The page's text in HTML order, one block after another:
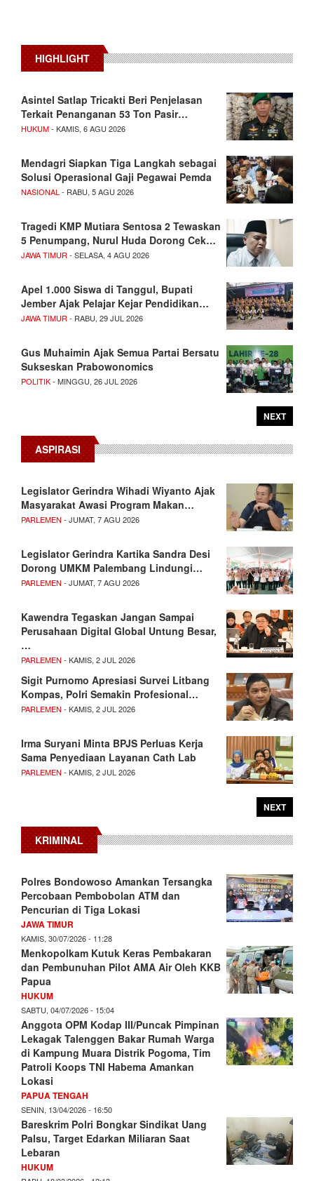
HIGHLIGHT
Asintel Satlap Tricakti Beri Penjelasan
Terkait Penanganan 53 Ton Pasir…
HUKUM- KAMIS, 6 AGU 2026
Mendagri Siapkan Tiga Langkah sebagai
Solusi Operasional Gaji Pegawai Pemda
NASIONAL - RABU, 5 AGU 2026
Tragedi KMP Mutiara Sentosa 2 Tewaskan
5 Penumpang, Nurul Huda Dorong Cek…
JAWA TIMUR - SELASA, 4 AGU 2026
Apel 1.000 Siswa di Tanggul, Bupati
Jember Ajak Pelajar Kejar Pendidikan…
JAWA TIMUR - RABU, 29 JUL 2026
Gus Muhaimin Ajak Semua Partai Bersatu
Sukseskan Prabowonomics
POLITIK- MINGGU, 26 JUL 2026
NEXT
ASPIRASI
Legislator Gerindra Wihadi Wiyanto Ajak
Masyarakat Awasi Program Makan…
PARLEMEN - JUMAT, 7 AGU 2026
Legislator Gerindra Kartika Sandra Desi
Dorong UMKM Palembang Lindungi…
PARLEMEN - JUMAT, 7 AGU 2026
Kawendra Tegaskan Jangan Sampai
Perusahaan Digital Global Untung Besar,
…
PARLEMEN - KAMIS, 2 JUL 2026
Sigit Purnomo Apresiasi Survei Litbang
Kompas, Polri Semakin Profesional…
PARLEMEN - KAMIS, 2 JUL 2026
Irma Suryani Minta BPJS Perluas Kerja
Sama Penyediaan Layanan Cath Lab
PARLEMEN - KAMIS, 2 JUL 2026
NEXT
KRIMINAL
Polres Bondowoso Amankan Tersangka
Percobaan Pembobolan ATM dan
Pencurian di Tiga Lokasi
JAWA TIMUR
KAMIS, 30/07/2026 - 11:28
Menkopolkam Kutuk Keras Pembakaran
dan Pembunuhan Pilot AMA Air Oleh KKB
Papua
HUKUM
SABTU, 04/07/2026 - 15:04
Anggota OPM Kodap III/Puncak Pimpinan
Lekagak Talenggen Bakar Rumah Warga
di Kampung Muara Distrik Pogoma, Tim
Patroli Koops TNI Habema Amankan
Lokasi
PAPUA TENGAH
SENIN, 13/04/2026 - 16:50
Bareskrim Polri Bongkar Sindikat Uang
Palsu, Target Edarkan Miliaran Saat
Lebaran
HUKUM